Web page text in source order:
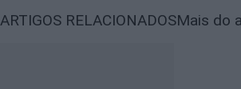
ARTIGOS RELACIONADOSMais do